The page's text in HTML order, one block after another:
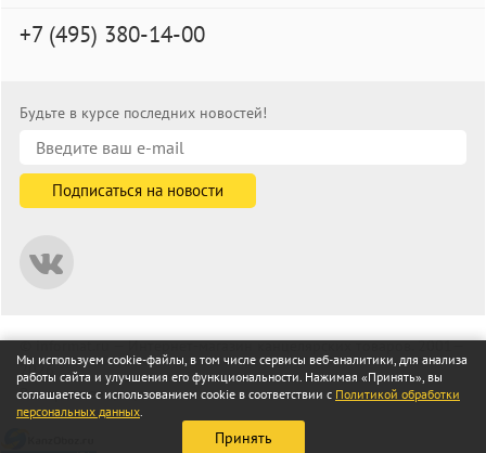
+7 (495) 380-14-00
Будьте в курсе последних новостей!
© informat.ru — Интернет-магазин канцелярских товаров. 2001—
2026
Все права защищены
Мы используем cookie-файлы, в том числе сервисы веб-аналитики, для анализа
работы сайта и улучшения его функциональности. Нажимая «Принять», вы
соглашаетесь с использованием cookie в соответствии с Политикой обработки
персональных данных.
Принять